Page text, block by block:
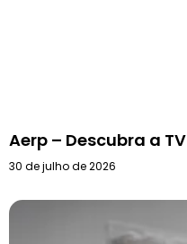
Aerp – Descubra a TV
30 de julho de 2026